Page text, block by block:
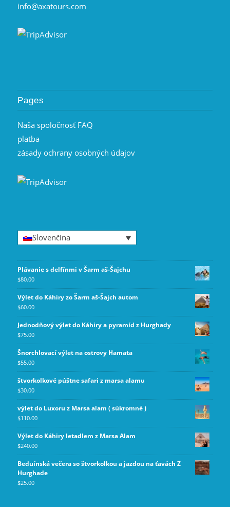
info@axatours.com
Pages
Naša spoločnosť FAQ
platba
zásady ochrany osobných údajov
Slovenčina
Plávanie s delfínmi v Šarm aš-Šajchu
$80.00
Výlet do Káhiry zo Šarm aš-Šajch autom
$60.00
Jednodňový výlet do Káhiry a pyramíd z Hurghady
$75.00
Šnorchlovací výlet na ostrovy Hamata
$55.00
štvorkolkové púštne safari z marsa alamu
$30.00
výlet do Luxoru z Marsa alam ( súkromné )
$110.00
Výlet do Káhiry letadlem z Marsa Alam
$240.00
Beduínská večera so štvorkolkou a jazdou na ťavách Z
Hurghade
$25.00